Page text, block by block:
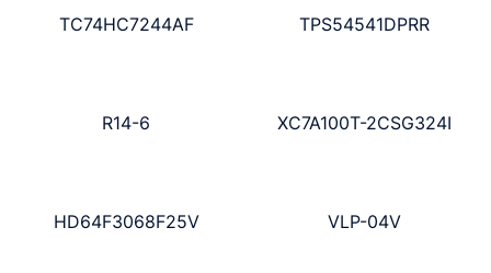
TC74HC7244AF TPS54541DPRR
R14-6 XC7A100T-2CSG324I
HD64F3068F25V VLP-04V